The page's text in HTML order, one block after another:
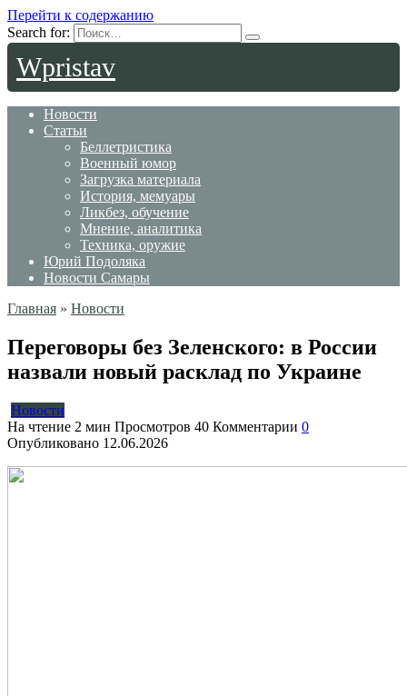
Перейти к содержанию
Search for:
Wpristav
Новости
Статьи
Беллетристика
Военный юмор
Загрузка материала
История, мемуары
Ликбез, обучение
Мнение, аналитика
Техника, оружие
Юрий Подоляка
Новости Самары
Главная » Новости
Переговоры без Зеленского: в России
назвали новый расклад по Украине
Новости
На чтение 2 мин Просмотров 40 Комментарии 0
Опубликовано 12.06.2026